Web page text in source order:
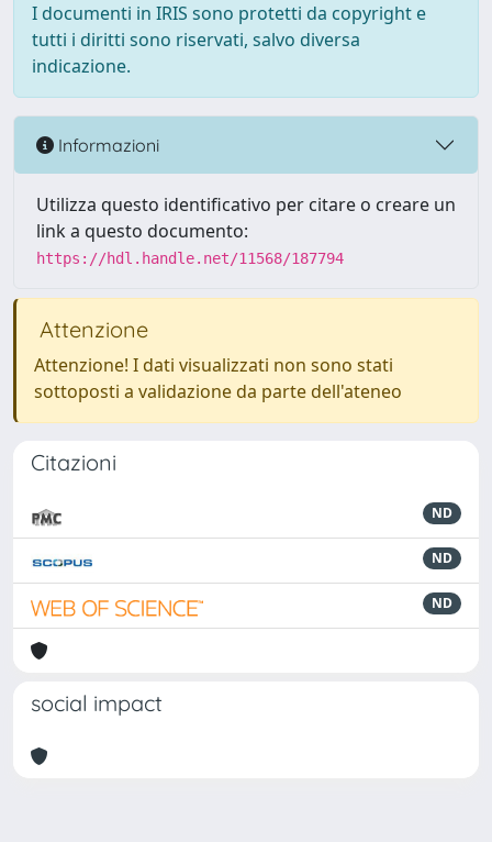
I documenti in IRIS sono protetti da copyright e
tutti i diritti sono riservati, salvo diversa
indicazione.
Informazioni
Utilizza questo identificativo per citare o creare un
link a questo documento:
https://hdl.handle.net/11568/187794
Attenzione
Attenzione! I dati visualizzati non sono stati
sottoposti a validazione da parte dell'ateneo
Citazioni
ND
ND
ND
social impact